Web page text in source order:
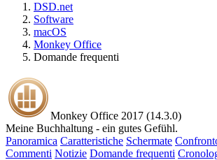
DSD.net
Software
macOS
Monkey Office
Domande frequenti
Monkey Office 2017 (14.3.0)
Meine Buchhaltung - ein gutes Gefühl.
Panoramica Caratteristiche Schermate
Commenti Notizie Domande frequenti